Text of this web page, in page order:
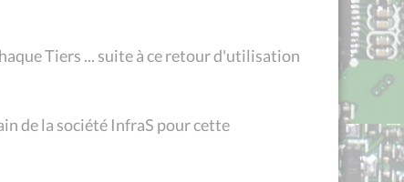
Tiers ... suite à ce retour d'utilisation
de la société InfraS pour cette